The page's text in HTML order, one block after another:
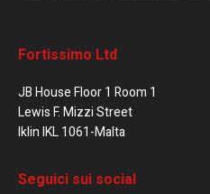
Fortissimo Ltd
JB House Floor 1 Room 1
Lewis F. Mizzi Street
Iklin IKL 1061-Malta
Seguici sui social